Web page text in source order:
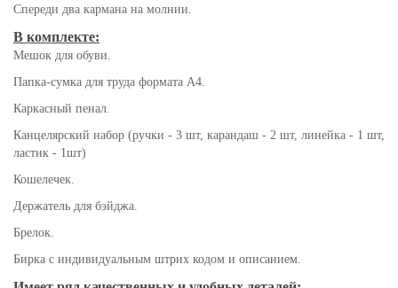
Спереди два кармана на молнии.
В комплекте:
Мешок для обуви.
Папка-сумка для труда формата А4.
Каркасный пенал.
Канцелярский набор (ручки - 3 шт, карандаш - 2 шт, линейка - 1 шт,
ластик - 1шт)
Кошелечек.
Держатель для бэйджа.
Брелок.
Бирка с индивидуальным штрих кодом и описанием.